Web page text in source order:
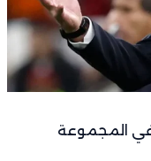
في المجموعة